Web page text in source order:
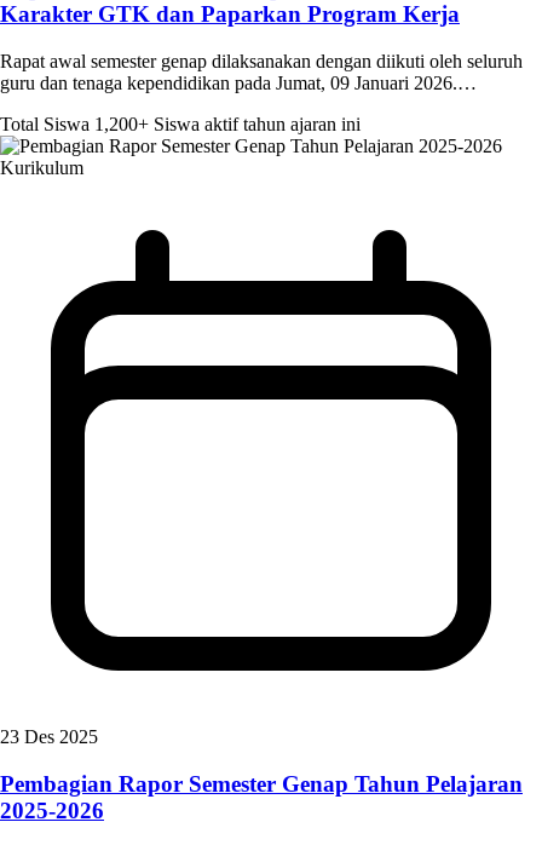
Karakter GTK dan Paparkan Program Kerja
Rapat awal semester genap dilaksanakan dengan diikuti oleh seluruh
guru dan tenaga kependidikan pada Jumat, 09 Januari 2026.…
Total Siswa 1,200+ Siswa aktif tahun ajaran ini
Kurikulum
23 Des 2025
Pembagian Rapor Semester Genap Tahun Pelajaran
2025-2026